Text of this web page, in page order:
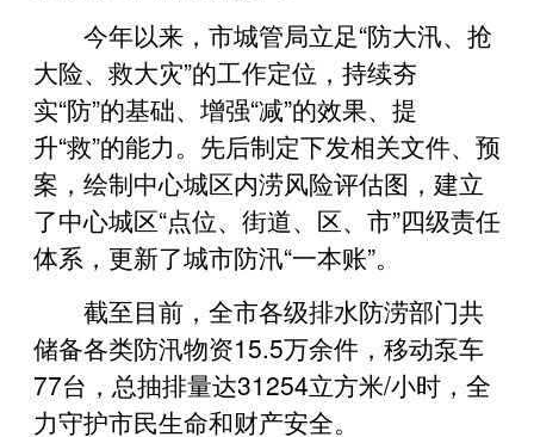
今年以来，市城管局立足“防大汛、抢
大险、救大灾”的工作定位，持续夯
实“防”的基础、增强“减”的效果、提
升“救”的能力。先后制定下发相关文件、预
案，绘制中心城区内涝风险评估图，建立
了中心城区“点位、街道、区、市”四级责任
体系，更新了城市防汛“一本账”。
截至目前，全市各级排水防涝部门共
储备各类防汛物资15.5万余件，移动泵车
77台，总抽排量达31254立方米/小时，全
力守护市民生命和财产安全。